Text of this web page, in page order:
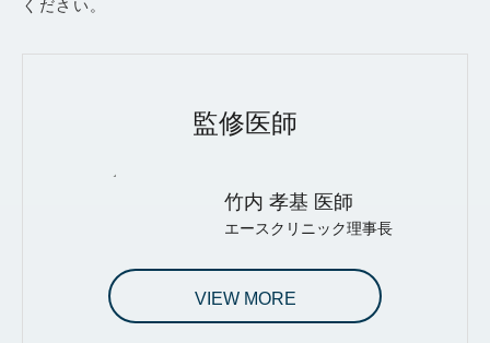
ください。
監修医師
竹内 孝基 医師
エースクリニック理事長
VIEW MORE